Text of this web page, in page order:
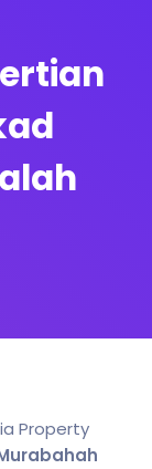
Property